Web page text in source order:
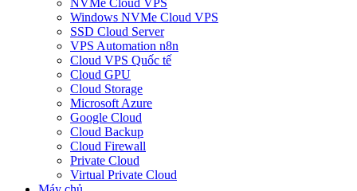
NVMe Cloud VPS
Windows NVMe Cloud VPS
SSD Cloud Server
VPS Automation n8n
Cloud VPS Quốc tế
Cloud GPU
Cloud Storage
Microsoft Azure
Google Cloud
Cloud Backup
Cloud Firewall
Private Cloud
Virtual Private Cloud